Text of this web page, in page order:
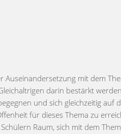
mit dem
darin bestärkt
und sich gleichzeitig auf
für dieses Thema zu
Raum, sich mit dem